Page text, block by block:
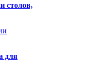
столов,
для